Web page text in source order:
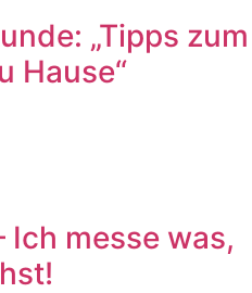
„Tipps zum
Hause“
Ich messe was,